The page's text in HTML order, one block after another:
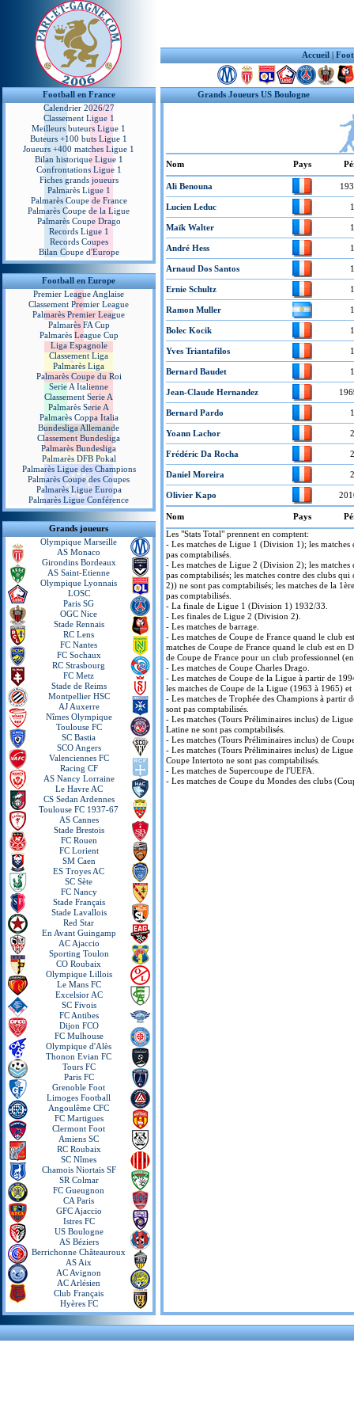
Accueil |
Football en France
Calendrier 2026/27
Classement Ligue 1
Meilleurs buteurs Ligue 1
Buteurs +100 buts Ligue 1
Joueurs +400 matches Ligue 1
Bilan historique Ligue 1
Confrontations Ligue 1
Fiches grands joueurs
Palmarès Ligue 1
Palmarès Coupe de France
Palmarès Coupe de la Ligue
Palmarès Coupe Drago
Records Ligue 1
Records Coupes
Bilan Coupe d'Europe
Football en Europe
Premier League Anglaise
Classement Premier League
Palmarès Premier League
Palmarès FA Cup
Palmarès League Cup
Liga Espagnole
Classement Liga
Palmarès Liga
Palmarès Coupe du Roi
Serie A Italienne
Classement Serie A
Palmarès Serie A
Palmarès Coppa Italia
Bundesliga Allemande
Classement Bundesliga
Palmarès Bundesliga
Palmarès DFB Pokal
Palmarès Ligue des Champions
Palmarès Coupe des Coupes
Palmarès Ligue Europa
Palmarès Ligue Conférence
Grands joueurs
Olympique Marseille
AS Monaco
Girondins Bordeaux
AS Saint-Etienne
Olympique Lyonnais
LOSC
Paris SG
OGC Nice
Stade Rennais
RC Lens
FC Nantes
FC Sochaux
RC Strasbourg
FC Metz
Stade de Reims
Montpellier HSC
AJ Auxerre
Nîmes Olympique
Toulouse FC
SC Bastia
SCO Angers
Valenciennes FC
Racing CF
AS Nancy Lorraine
Le Havre AC
CS Sedan Ardennes
Toulouse FC 1937-67
AS Cannes
Stade Brestois
FC Rouen
FC Lorient
SM Caen
ES Troyes AC
SC Sète
FC Nancy
Stade Français
Stade Lavallois
Red Star
En Avant Guingamp
AC Ajaccio
Sporting Toulon
CO Roubaix
Olympique Lillois
Le Mans FC
Excelsior AC
SC Fivois
FC Antibes
Dijon FCO
FC Mulhouse
Olympique d'Alès
Thonon Evian FC
Tours FC
Paris FC
Grenoble Foot
Limoges Football
Angoulême CFC
FC Martigues
Clermont Foot
Amiens SC
RC Roubaix
SC Nîmes
Chamois Niortais SF
SR Colmar
FC Gueugnon
CA Paris
GFC Ajaccio
Istres FC
US Boulogne
AS Béziers
Berrichonne Châteauroux
AS Aix
AC Avignon
AC Arlésien
Club Français
Hyères FC
Grands Joueurs US Boulogne
Nom Pays
Ali Benouna
Lucien Leduc
Maïk Walter
André Hess
Arnaud Dos Santos
Ernie Schultz
Ramon Muller
Bolec Kocik
Yves Triantafilos
Bernard Baudet
Jean-Claude Hernandez
Bernard Pardo
Yoann Lachor
Frédéric Da Rocha
Daniel Moreira
Olivier Kapo
Nom Pays
Les "Stats Total" prennent en comptent:
- Les matches de Ligue 1 (Division 1); les
pas comptabilisés.
- Les matches de Ligue 2 (Division 2); les
pas comptabilisés; les matches contre des clubs
2)) ne sont pas comptabilisés; les matches de la
pas comptabilisés.
- La finale de Ligue 1 (Division 1) 1932/33.
- Les finales de Ligue 2 (Division 2).
- Les matches de barrage.
- Les matches de Coupe de France quand le club
matches de Coupe de France quand le club est en
de Coupe de France pour un club professionnel
- Les matches de Coupe Charles Drago.
- Les matches de Coupe de la Ligue à partir de
les matches de Coupe de la Ligue (1963 à 1965)
- Les matches de Trophée des Champions à partir
sont pas comptabilisés.
- Les matches (Tours Préliminaires inclus) de
Latine ne sont pas comptabilisés.
- Les matches (Tours Préliminaires inclus) de
- Les matches (Tours Préliminaires inclus) de
Coupe Intertoto ne sont pas comptabilisés.
- Les matches de Supercoupe de l'UEFA.
- Les matches de Coupe du Mondes des clubs